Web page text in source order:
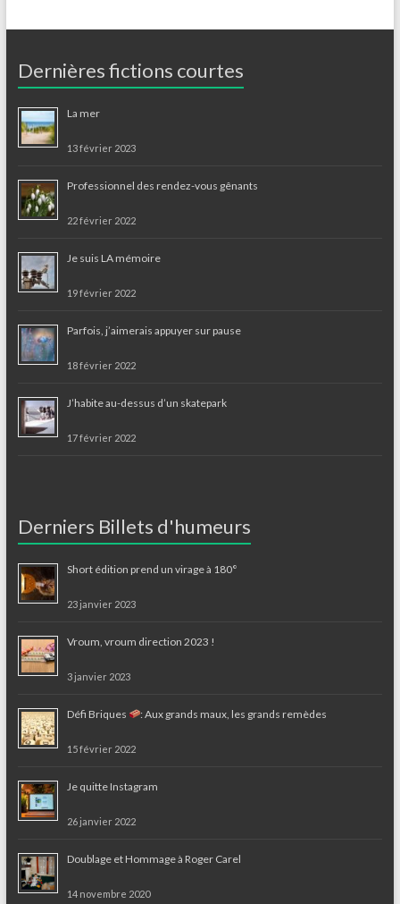
Dernières fictions courtes
La mer
13 février 2023
Professionnel des rendez-vous gênants
22 février 2022
Je suis LA mémoire
19 février 2022
Parfois, j’aimerais appuyer sur pause
18 février 2022
J’habite au-dessus d’un skatepark
17 février 2022
Derniers Billets d'humeurs
Short édition prend un virage à 180°
23 janvier 2023
Vroum, vroum direction 2023 !
3 janvier 2023
Défi Briques : Aux grands maux, les grands remèdes
15 février 2022
Je quitte Instagram
26 janvier 2022
Doublage et Hommage à Roger Carel
14 novembre 2020